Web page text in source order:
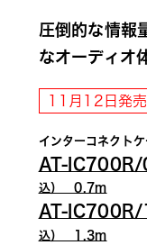
圧倒的な情報
なオーディオ
11月12日発売
インターコネクト
AT-
込）　0.7m
AT-
込）　1.3m